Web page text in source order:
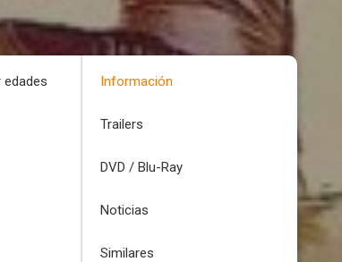
Información
Trailers
DVD / Blu-Ray
Noticias
Similares